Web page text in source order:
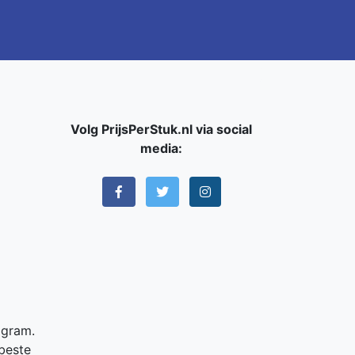
Volg PrijsPerStuk.nl via social
media: